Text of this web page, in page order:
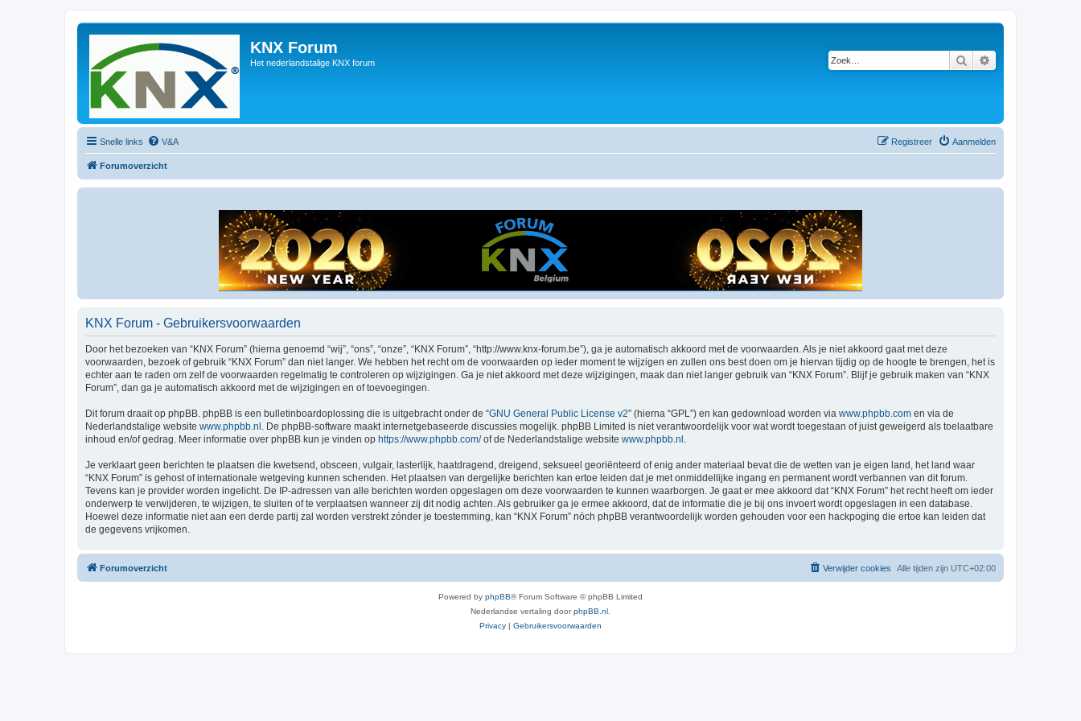
KNX Forum
Het nederlandstalige KNX forum Zoek
Snelle links V&A Aanmelden
Registreer
Forumoverzicht
KNX Forum - Gebruikersvoorwaarden
Door het bezoeken van “KNX Forum” (hierna genoemd “wij”, “ons”, “onze”, “KNX Forum”, “http://www.knx-forum.be”), ga je automatisch akkoord met de voorwaarden. Als je niet akkoord gaat met deze
voorwaarden, bezoek of gebruik “KNX Forum” dan niet langer. We hebben het recht om de voorwaarden op ieder moment te wijzigen en zullen ons best doen om je hiervan tijdig op de hoogte te brengen, het is
echter aan te raden om zelf de voorwaarden regelmatig te controleren op wijzigingen. Ga je niet akkoord met deze wijzigingen, maak dan niet langer gebruik van “KNX Forum”. Blijf je gebruik maken van “KNX
Forum”, dan ga je automatisch akkoord met de wijzigingen en of toevoegingen.
Dit forum draait op phpBB. phpBB is een bulletinboardoplossing die is uitgebracht onder de “GNU General Public License v2” (hierna “GPL”) en kan gedownload worden via www.phpbb.com en via de
Nederlandstalige website www.phpbb.nl . De phpBB-software maakt internetgebaseerde discussies mogelijk. phpBB Limited is niet verantwoordelijk voor wat wordt toegestaan of juist geweigerd als toelaatbare
inhoud en/of gedrag. Meer informatie over phpBB kun je vinden op https://www.phpbb.com/of de Nederlandstalige website www.phpbb.nl .
Je verklaart geen berichten te plaatsen die kwetsend, obsceen, vulgair, lasterlijk, haatdragend, dreigend, seksueel georiënteerd of enig ander materiaal bevat die de wetten van je eigen land, het land waar
“KNX Forum” is gehost of internationale wetgeving kunnen schenden. Het plaatsen van dergelijke berichten kan ertoe leiden dat je met onmiddellijke ingang en permanent wordt verbannen van dit forum.
Tevens kan je provider worden ingelicht. De IP-adressen van alle berichten worden opgeslagen om deze voorwaarden te kunnen waarborgen. Je gaat er mee akkoord dat “KNX Forum” het recht heeft om ieder
onderwerp te verwijderen, te wijzigen, te sluiten of te verplaatsen wanneer zij dit nodig achten. Als gebruiker ga je ermee akkoord, dat de informatie die je bij ons invoert wordt opgeslagen in een database.
Hoewel deze informatie niet aan een derde partij zal worden verstrekt zónder je toestemming, kan “KNX Forum” nóch phpBB verantwoordelijk worden gehouden voor een hackpoging die ertoe kan leiden dat
de gegevens vrijkomen.
Forumoverzicht Alle tijden zijn UTC+02:00
Verwijder cookies
Powered by phpBB® Forum Software © phpBB Limited
Nederlandse vertaling doorphpBB.nl
Privacy | Gebruikersvoorwaarden